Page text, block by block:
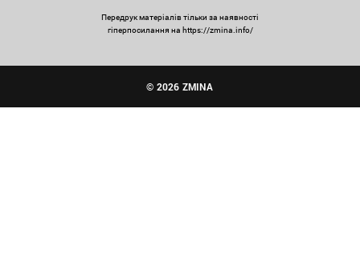
Передрук матеріалів тільки за наявності
гіперпосилання на https://zmina.info/
© 2026 ZMINA